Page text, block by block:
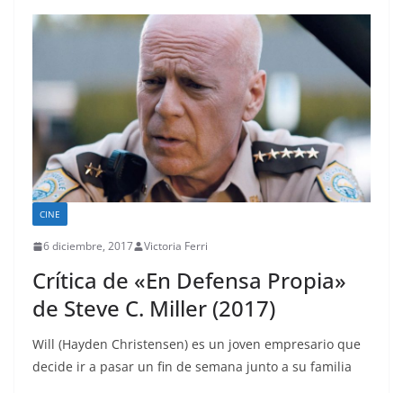
CINE
6 diciembre, 2017 Victoria Ferri
Crítica de «En Defensa Propia»
de Steve C. Miller (2017)
Will (Hayden Christensen) es un joven empresario que
decide ir a pasar un fin de semana junto a su familia